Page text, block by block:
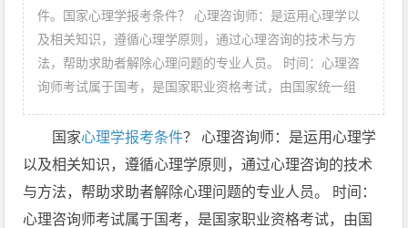
件。国家心理学报考条件？ 心理咨询师：是运用心理学以
及相关知识，遵循心理学原则，通过心理咨询的技术与方
法，帮助求助者解除心理问题的专业人员。 时间：心理咨
询师考试属于国考，是国家职业资格考试，由国家统一组
国家心理学报考条件？ 心理咨询师：是运用心理学
以及相关知识，遵循心理学原则，通过心理咨询的技术
与方法，帮助求助者解除心理问题的专业人员。 时间：
心理咨询师考试属于国考，是国家职业资格考试，由国